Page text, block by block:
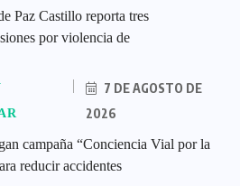
Paz Castillo reporta tres
por violencia de
7 DE AGOSTO DE
2026
campaña “Conciencia Vial por la
reducir accidentes